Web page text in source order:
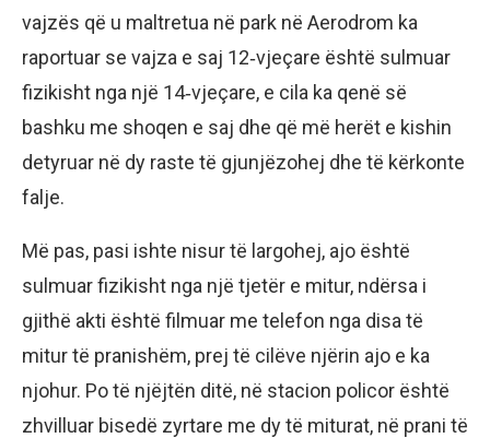
vajzës që u maltretua në park në Aerodrom ka
raportuar se vajza e saj 12‑vjeçare është sulmuar
fizikisht nga një 14‑vjeçare, e cila ka qenë së
bashku me shoqen e saj dhe që më herët e kishin
detyruar në dy raste të gjunjëzohej dhe të kërkonte
falje.
Më pas, pasi ishte nisur të largohej, ajo është
sulmuar fizikisht nga një tjetër e mitur, ndërsa i
gjithë akti është filmuar me telefon nga disa të
mitur të pranishëm, prej të cilëve njërin ajo e ka
njohur. Po të njëjtën ditë, në stacion policor është
zhvilluar bisedë zyrtare me dy të miturat, në prani të